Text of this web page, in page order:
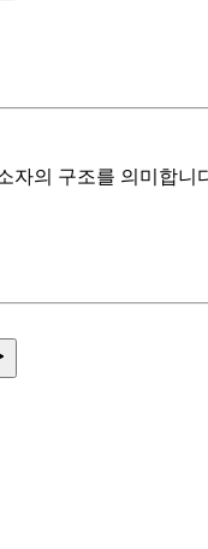
자의 구조를 의미합